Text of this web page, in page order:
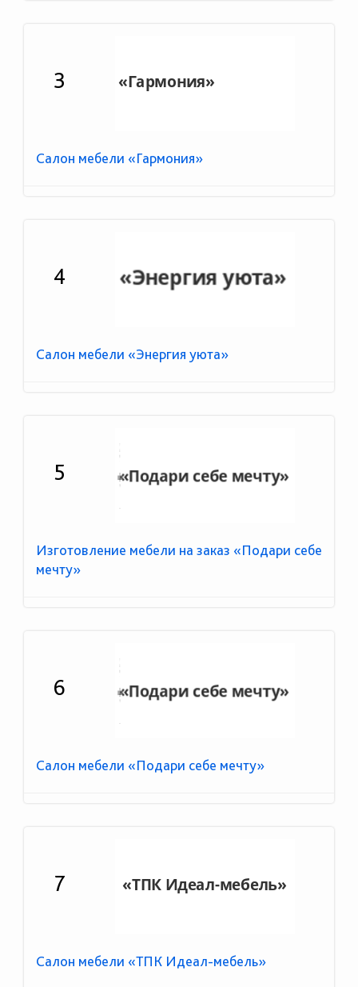
3
Салон мебели «Гармония»
4
Салон мебели «Энергия уюта»
5
Изготовление мебели на заказ «Подари себе
мечту»
6
Салон мебели «Подари себе мечту»
7
Салон мебели «ТПК Идеал-мебель»